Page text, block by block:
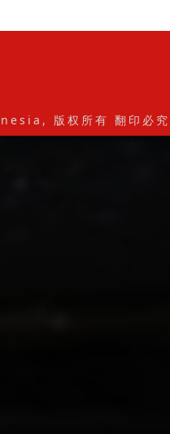
版权所有 翻印必